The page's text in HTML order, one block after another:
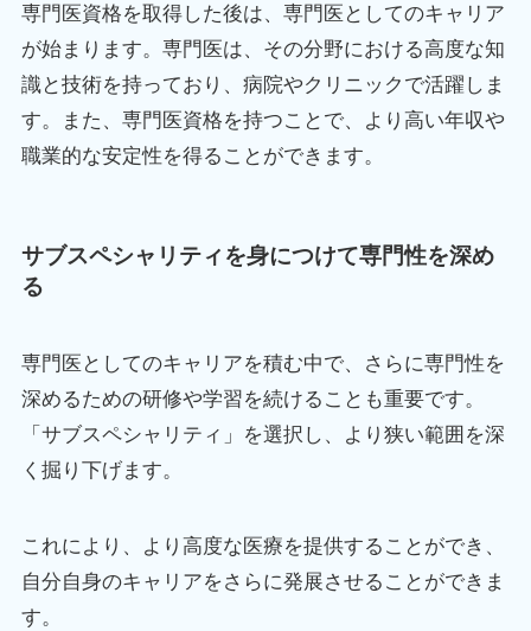
専門医資格を取得した後は、専門医としてのキャリア
が始まります。専門医は、その分野における高度な知
識と技術を持っており、病院やクリニックで活躍しま
す。また、専門医資格を持つことで、より高い年収や
職業的な安定性を得ることができます。
サブスペシャリティを身につけて専門性を深め
る
専門医としてのキャリアを積む中で、さらに専門性を
深めるための研修や学習を続けることも重要です。
「サブスペシャリティ」を選択し、より狭い範囲を深
く掘り下げます。
これにより、より高度な医療を提供することができ、
自分自身のキャリアをさらに発展させることができま
す。